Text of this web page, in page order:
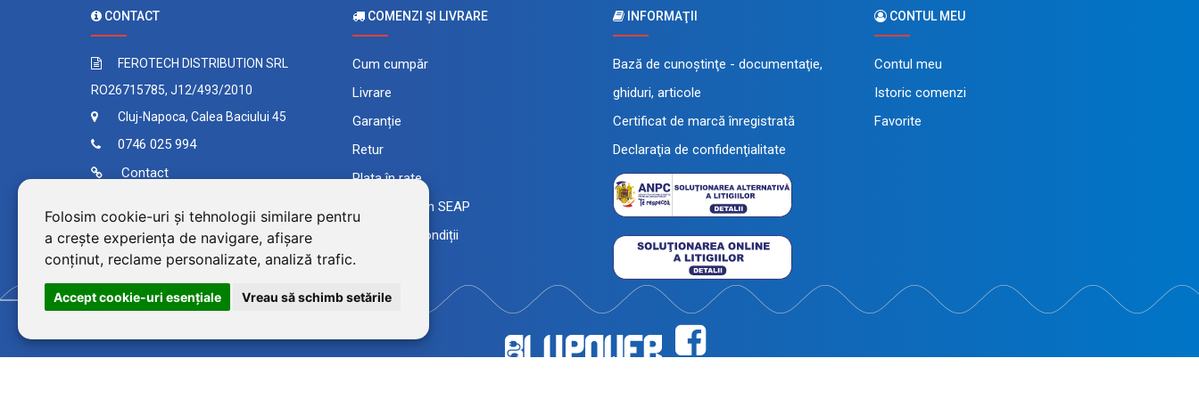
Folosim cookie-uri și tehnologii similare pentru
a crește experiența de navigare, afișare
conținut, reclame personalizate, analiză trafic.
Accept cookie-uri esenţiale Vreau să schimb setările
CONTACT
FEROTECH DISTRIBUTION SRL
RO26715785, J12/493/2010
Cluj-Napoca, Calea Baciului 45
0746 025 994
Contact
COMENZI ŞI LIVRARE
Cum cumpăr
Livrare
Garanție
Retur
Plata în rate
Comanda prin SEAP
Termeni și condiții
INFORMAŢII
Bază de cunoştinţe - documentaţie,
ghiduri, articole
Certificat de marcă înregistrată
Declaraţia de confidenţialitate
CONTUL MEU
Contul meu
Istoric comenzi
Favorite